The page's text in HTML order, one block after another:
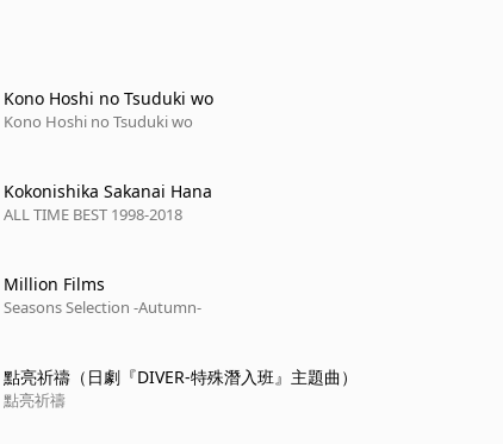
Kono Hoshi no Tsuduki wo
Kono Hoshi no Tsuduki wo
Kokonishika Sakanai Hana
ALL TIME BEST 1998-2018
Million Films
Seasons Selection -Autumn-
點亮祈禱（日劇『DIVER-特殊潛入班』主題曲）
點亮祈禱